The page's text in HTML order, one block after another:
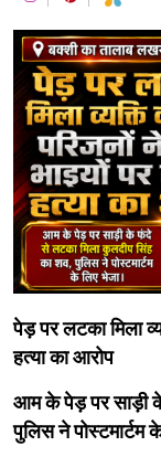
पेड़ पर लटका मिला
हत्या का आरोप
आम के पेड़ पर साड़ी
पुलिस ने पोस्टमार्टम